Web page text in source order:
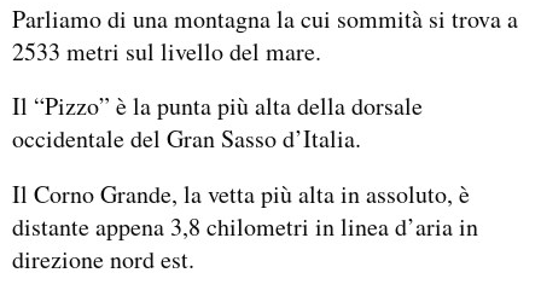
Parliamo di una montagna la cui sommità si trova a
2533 metri sul livello del mare.
Il “Pizzo” è la punta più alta della dorsale
occidentale del Gran Sasso d’Italia.
Il Corno Grande, la vetta più alta in assoluto, è
distante appena 3,8 chilometri in linea d’aria in
direzione nord est.